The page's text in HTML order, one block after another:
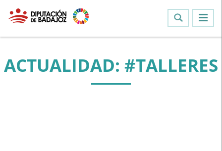
ACTUALIDAD: #TALLERES